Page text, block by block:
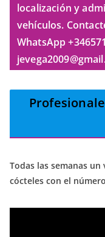
localización y
vehículos.
WhatsApp
Todas las semanas
cócteles con el